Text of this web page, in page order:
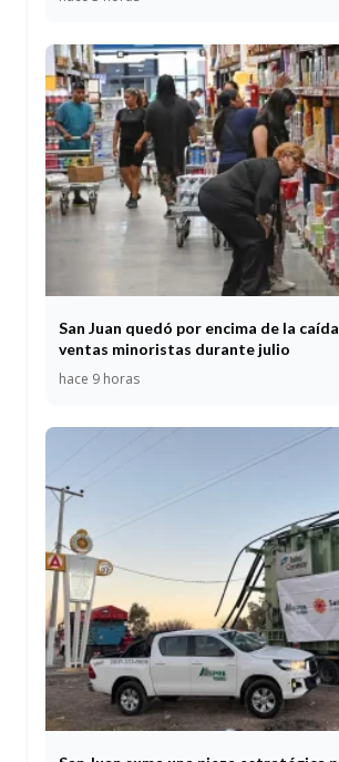
San Juan quedó por encima de la
ventas minoristas durante julio
hace 9 horas